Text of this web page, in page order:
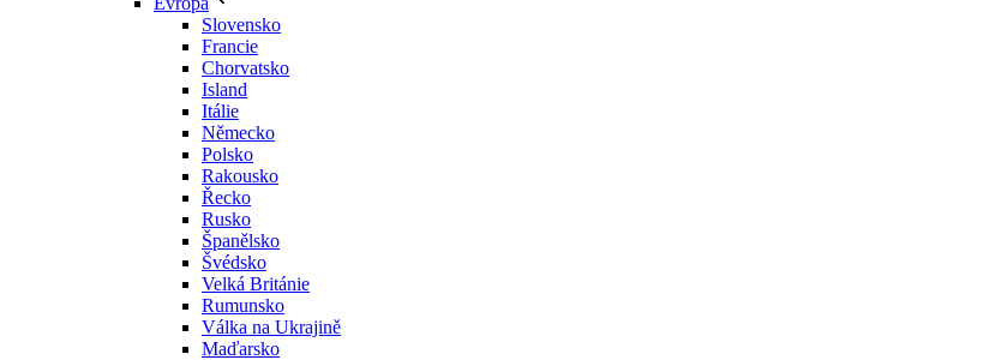
Slovensko
Francie
Chorvatsko
Island
Itálie
Německo
Polsko
Rakousko
Řecko
Rusko
Španělsko
Švédsko
Velká Británie
Rumunsko
Válka na Ukrajině
Maďarsko